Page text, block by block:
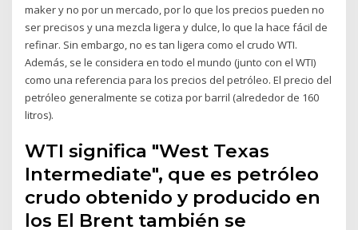
maker y no por un mercado, por lo que los precios pueden no
ser precisos y una mezcla ligera y dulce, lo que la hace fácil de
refinar. Sin embargo, no es tan ligera como el crudo WTI.
Además, se le considera en todo el mundo (junto con el WTI)
como una referencia para los precios del petróleo. El precio del
petróleo generalmente se cotiza por barril (alrededor de 160
litros).
WTI significa "West Texas
Intermediate", que es petróleo
crudo obtenido y producido en
los El Brent también se